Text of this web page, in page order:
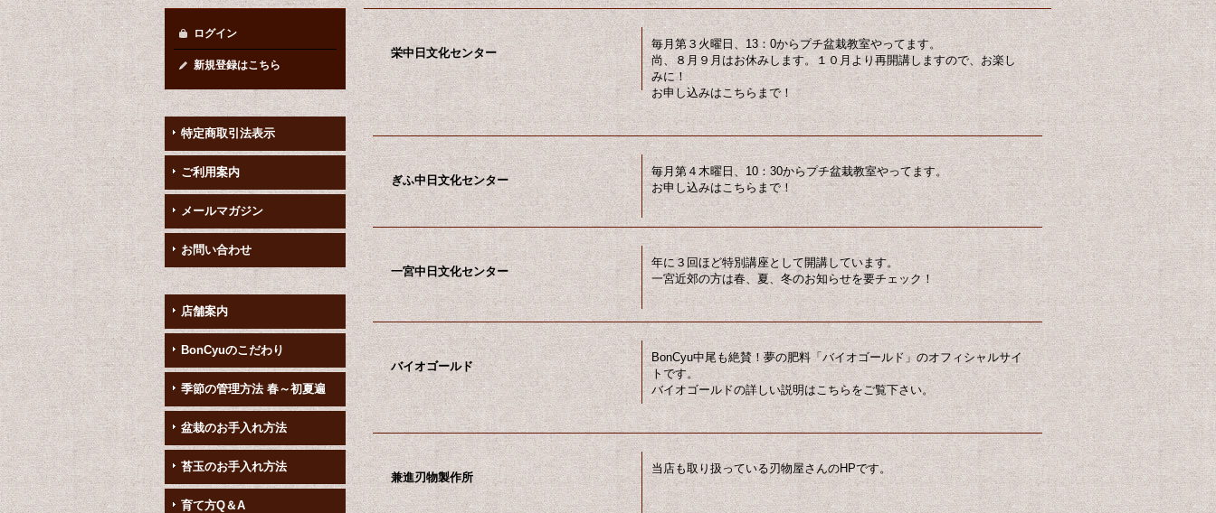
ログイン
新規登録はこちら
特定商取引法表示
ご利用案内
メールマガジン
お問い合わせ
店舗案内
BonCyuのこだわり
季節の管理方法 春～初夏遍
盆栽のお手入れ方法
苔玉のお手入れ方法
育て方Q＆A
栄中日文化センター
毎月第３火曜日、13：0からプチ盆栽教室やってます。
尚、８月９月はお休みします。１０月より再開講しますので、お楽し
みに！
お申し込みはこちらまで！
ぎふ中日文化センター
毎月第４木曜日、10：30からプチ盆栽教室やってます。
お申し込みはこちらまで！
一宮中日文化センター
年に３回ほど特別講座として開講しています。
一宮近郊の方は春、夏、冬のお知らせを要チェック！
バイオゴールド
BonCyu中尾も絶賛！夢の肥料「バイオゴールド」のオフィシャルサイ
トです。
バイオゴールドの詳しい説明はこちらをご覧下さい。
兼進刃物製作所
当店も取り扱っている刃物屋さんのHPです。